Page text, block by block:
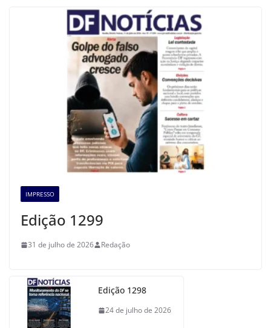
IMPRESSO
Edição 1299
31 de julho de 2026 Redação
Edição 1298
24 de julho de 2026